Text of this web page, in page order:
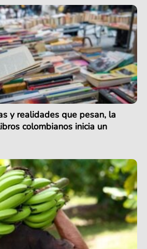
y realidades que pesan, la
colombianos inicia un